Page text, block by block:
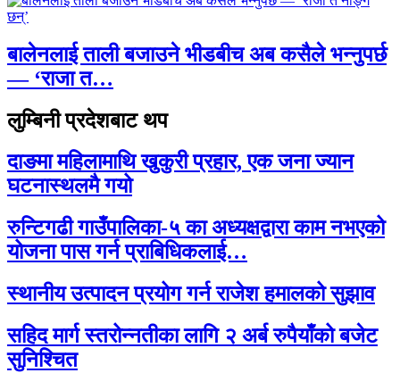
बालेनलाई ताली बजाउने भीडबीच अब कसैले भन्नुपर्छ
— ‘राजा त…
लुम्बिनी प्रदेशबाट थप
दाङमा महिलामाथि खुकुरी प्रहार, एक जना ज्यान
घटनास्थलमै गयो
रुन्टिगढी गाउँपालिका-५ का अध्यक्षद्वारा काम नभएको
योजना पास गर्न प्राबिधिकलाई…
स्थानीय उत्पादन प्रयोग गर्न राजेश हमालको सुझाव
सहिद मार्ग स्तरोन्नतीका लागि २ अर्ब रुपैयाँको बजेट
सुनिश्चित